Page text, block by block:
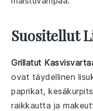
Suositellut
Grillatut
ovat täydellinen
paprikat,
raikkautta ja